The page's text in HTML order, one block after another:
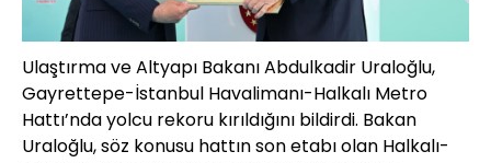
Ulaştırma ve Altyapı Bakanı Abdulkadir Uraloğlu,
Gayrettepe-İstanbul Havalimanı-Halkalı Metro
Hattı’nda yolcu rekoru kırıldığını bildirdi. Bakan
Uraloğlu, söz konusu hattın son etabı olan Halkalı-